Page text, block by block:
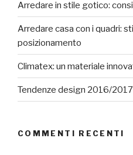
Arredare in stile gotico:
Arredare casa con i quadri:
posizionamento
Climatex: un materiale
Tendenze design 2016/
COMMENTI RECENTI